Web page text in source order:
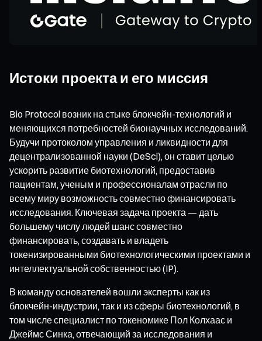
Истоки проекта и его миссия
Bio Protocol возник на стыке блокчейн-технологий и
меняющихся потребностей бионаучных исследований.
Будучи протоколом управления и ликвидности для
децентрализованной науки (DeSci), он ставит целью
ускорить развитие биотехнологий, предоставив
пациентам, ученым и профессионалам отрасли по
всему миру возможность совместно финансировать
исследования. Ключевая задача проекта — дать
большему числу людей шанс совместно
финансировать, создавать и владеть
токенизированными биотехнологическими проектами и
интеллектуальной собственностью (IP).
В команду основателей вошли эксперты как из
блокчейн-индустрии, так и из сферы биотехнологий, в
том числе специалист по токеномике Пол Колхаас и
Джеймс Синка, отвечающий за исследования и